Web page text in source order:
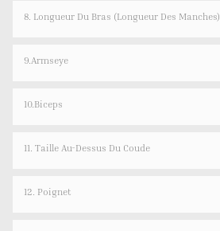
8. Longueur Du Bras (longueur Des Manches)
9.Armseye
10.Biceps
11. Taille Au-Dessus Du Coude
12. Poignet